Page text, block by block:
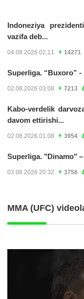
Indoneziya
vazifa deb...
04.08.2026 02:11 14271
Superliga. “Buxoro” -
02.08.2026 03:08 7213
Kabo-verdelik
davom ettirishi...
02.08.2026 01:08 3954
Superliga. "Dinamo"
03.08.2026 20:32 3756
MMA (UFC)